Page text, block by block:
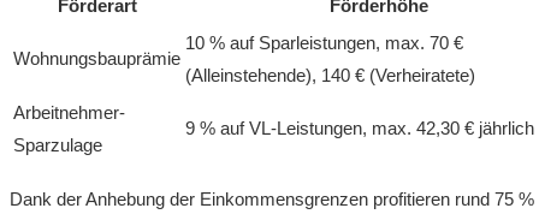
Förderart Förderhöhe
Wohnungsbauprämie
10 % auf Sparleistungen, max. 70 €
(Alleinstehende), 140 € (Verheiratete)
Arbeitnehmer-
Sparzulage
9 % auf VL-Leistungen, max. 42,30 € jährlich
Dank der Anhebung der Einkommensgrenzen profitieren rund 75